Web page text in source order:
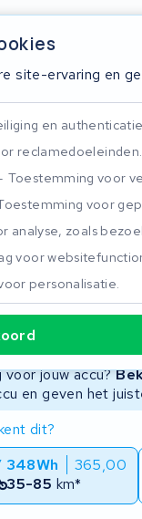
site-ervaring en
en
reclamedoeleinden.
Toestemming voor
voor
analyse, zoals
voor
personalisatie.
Nieuwe
voor jouw accu?
en geven het
dit?
348Wh
365,00
35-85 km*